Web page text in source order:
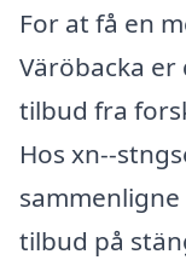
For at få en
Väröbacka
tilbud fra
Hos xn--
tilbud på